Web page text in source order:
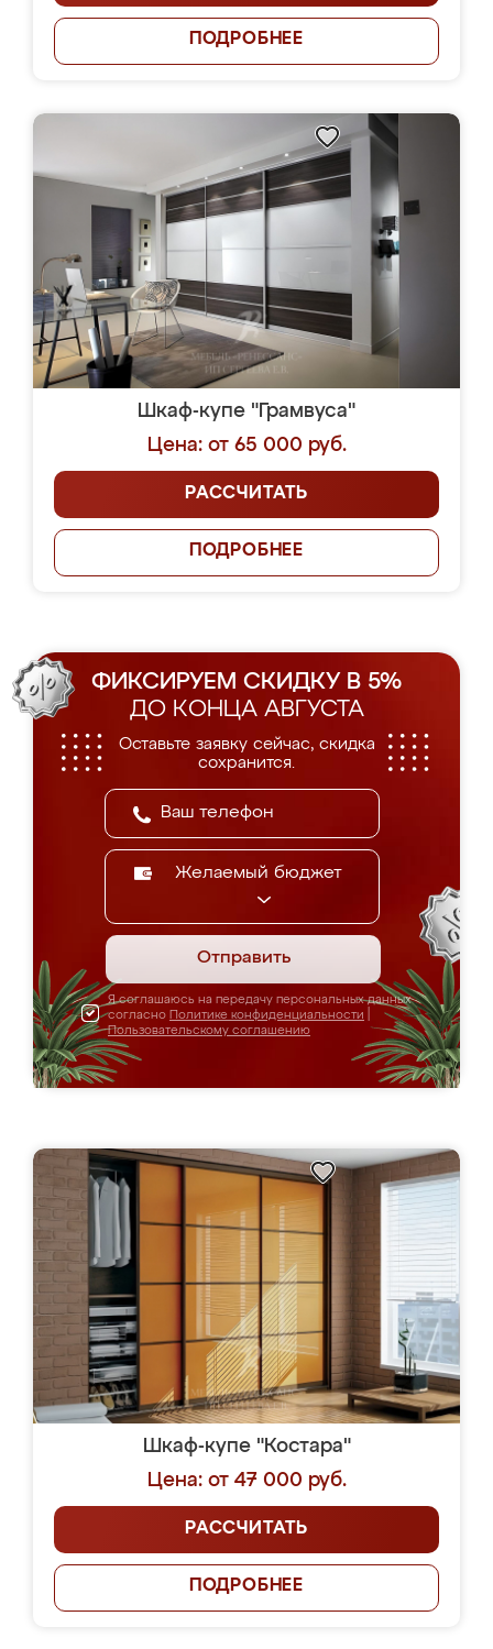
ПОДРОБНЕЕ
Шкаф-купе "Грамвуса"
Цена: от 65 000 руб.
РАССЧИТАТЬ
ПОДРОБНЕЕ
ФИКСИРУЕМ СКИДКУ В 5%
ДО КОНЦА АВГУСТА
Оставьте заявку сейчас, скидка
сохранится.
Желаемый бюджет
Отправить
Я соглашаюсь на передачу персональных данных
согласно Политике конфиденциальности
Пользовательскому соглашению
Шкаф-купе "Костара"
Цена: от 47 000 руб.
РАССЧИТАТЬ
ПОДРОБНЕЕ